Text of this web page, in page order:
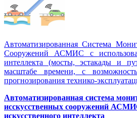
Автоматизированная Система
Сооружений АСМИС с
интеллекта (мосты, эстакады и
масштабе времени, с
прогнозирования технико-
Автоматизированная система
исскусственных сооружений
искусственного интеллекта